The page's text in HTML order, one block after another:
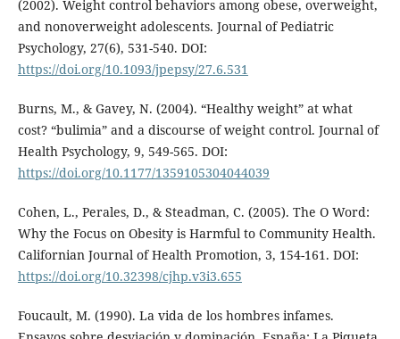
(2002). Weight control behaviors among obese, overweight,
and nonoverweight adolescents. Journal of Pediatric
Psychology, 27(6), 531-540. DOI:
https://doi.org/10.1093/jpepsy/27.6.531
Burns, M., & Gavey, N. (2004). “Healthy weight” at what
cost? “bulimia” and a discourse of weight control. Journal of
Health Psychology, 9, 549-565. DOI:
https://doi.org/10.1177/1359105304044039
Cohen, L., Perales, D., & Steadman, C. (2005). The O Word:
Why the Focus on Obesity is Harmful to Community Health.
Californian Journal of Health Promotion, 3, 154-161. DOI:
https://doi.org/10.32398/cjhp.v3i3.655
Foucault, M. (1990). La vida de los hombres infames.